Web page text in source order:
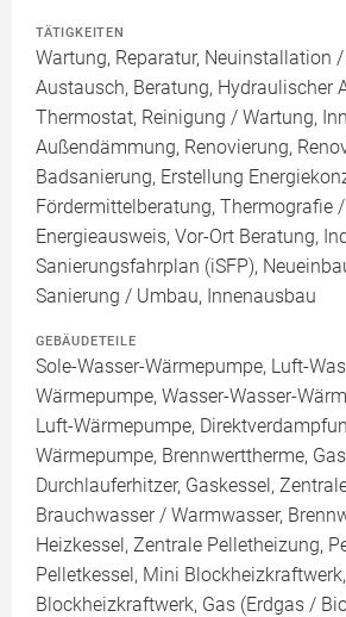
TÄTIGKEITEN
Wartung, Reparatur, Neuinstallation
Austausch, Beratung, Hydraulischer
Thermostat, Reinigung / Wartung,
Außendämmung, Renovierung,
Badsanierung, Erstellung
Fördermittelberatung, Thermografie
Energieausweis, Vor-Ort Beratung,
Sanierungsfahrplan (iSFP),
Sanierung / Umbau, Innenausbau
GEBÄUDETEILE
Sole-Wasser-Wärmepumpe, Luft-
Wärmepumpe, Wasser-Wasser-
Luft-Wärmepumpe,
Wärmepumpe, Brennwerttherme,
Durchlauferhitzer, Gaskessel,
Brauchwasser / Warmwasser,
Heizkessel, Zentrale Pelletheizung,
Pelletkessel, Mini
Blockheizkraftwerk, Gas (Erdgas /